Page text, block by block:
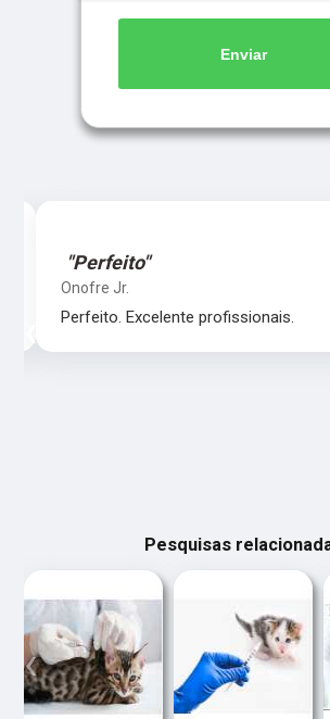
Enviar
"Perfeito"
Onofre Jr.
Perfeito. Excelente profissionais.
‹
Pesquisas
‹